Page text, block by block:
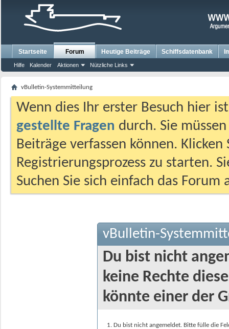
Startseite Forum
Hilfe Kalender Aktionen Nützliche Links
Heutige Beiträge Schiffsdatenbank
vBulletin-Systemmitteilung
Wenn dies Ihr erster Besuch hier
gestellte Fragen durch. Sie
Beiträge verfassen können.
Registrierungsprozess zu starten.
Suchen Sie sich einfach das
vBulletin-
Du bist nicht
keine Rechte
könnte einer der
Du bist nicht angemeldet. Bitte fülle die